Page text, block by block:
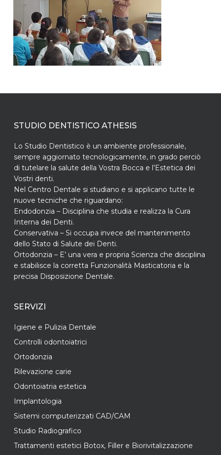
STUDIO DENTISTICO ATHESIS
Lo Studio Dentistico è un ambiente professionale,
sempre aggiornato tecnologicamente, in grado perciò
di tutelare la salute della Vostra Bocca e l’Estetica dei
Vostri denti.
Nel Centro Dentale si studiano e si applicano tutte le
nuove tecniche che riguardano:
Endodonzia – Disciplina che studia e realizza la Cura
Interna dei Denti.
Conservativa – Si occupa invece del mantenimento
dello Stato di Salute dei Denti.
Ortodonzia – E’ una vera e propria Scienza che disciplina
e stabilisce la corretta Funzionalità Masticatoria e la
precisa Disposizione Dentale.
SERVIZI
Igiene e Pulizia Dentale
Controlli odontoiatrici
Ortodonzia
Rilevazione carie
Odontoiatria estetica
Implantologia
Sistemi computerizzati CAD/CAM
Studio Radiografico
Trattamenti estetici Botox, Filler e Biorivitalizzazione